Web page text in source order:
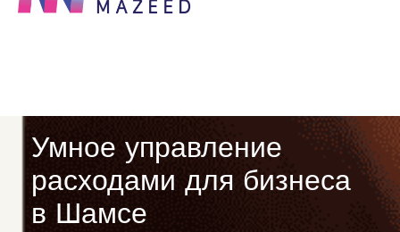
Умное управление
расходами для бизнеса
в Шамсе